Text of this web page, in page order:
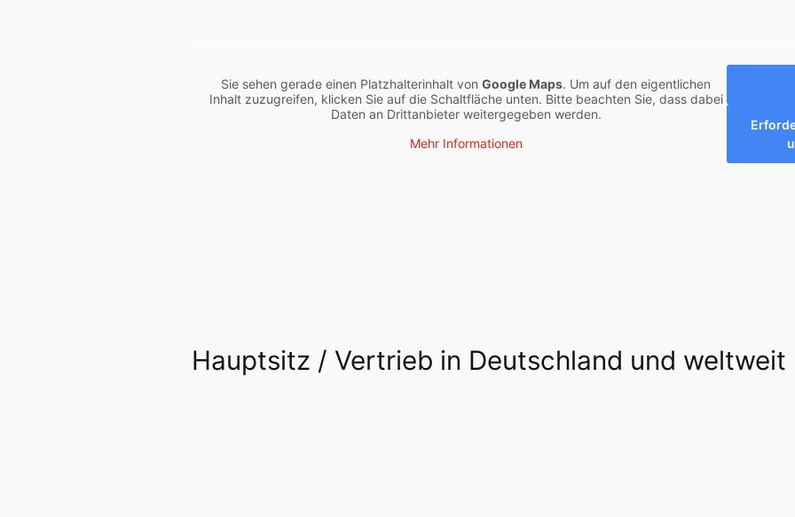
Sie sehen gerade einen Platzhalterinhalt vonGoogle Maps. Um auf den eigentlichen
Inhalt zuzugreifen, klicken Sie auf die Schaltfläche unten. Bitte beachten Sie, dass dabei
Daten an Drittanbieter weitergegeben werden.
Mehr Informationen
Hauptsitz / Vertrieb in Deutschland und weltweit